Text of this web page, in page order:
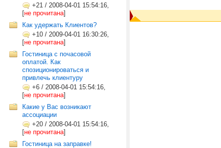
+21 / 2008-04-01 15:54:16,
[не прочитана]
Как удержать Клиентов?
+10 / 2009-04-01 16:30:26,
[не прочитана]
Гостиница с почасовой
оплатой. Как
спозиционироваться и
привлечь клиентуру
+6 / 2008-04-01 15:54:16,
[не прочитана]
Какие у Вас возникают
ассоциации
+20 / 2008-04-01 15:54:16,
[не прочитана]
Гостиница на заправке!